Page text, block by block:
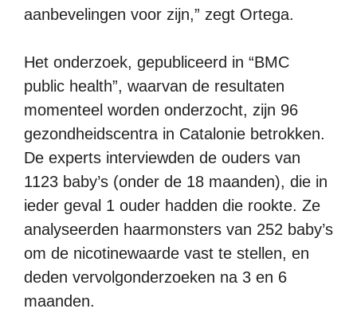
aanbevelingen voor zijn,” zegt Ortega.
Het onderzoek, gepubliceerd in “BMC
public health”, waarvan de resultaten
momenteel worden onderzocht, zijn 96
gezondheidscentra in Catalonie betrokken.
De experts interviewden de ouders van
1123 baby’s (onder de 18 maanden), die in
ieder geval 1 ouder hadden die rookte. Ze
analyseerden haarmonsters van 252 baby’s
om de nicotinewaarde vast te stellen, en
deden vervolgonderzoeken na 3 en 6
maanden.